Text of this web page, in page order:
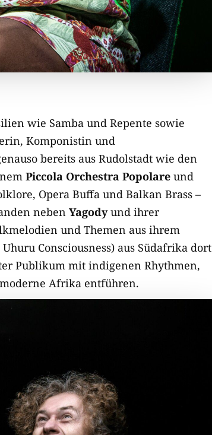
wie Samba und Repente sowie
Komponistin und
bereits aus Rudolstadt wie den
Piccola Orchestra Popolare und
Opera Buffa und Balkan Brass –
neben Yagodyund ihrer
und Themen aus ihrem
Consciousness) aus Südafrika dort
Publikum mit indigenen Rhythmen,
Afrika entführen.